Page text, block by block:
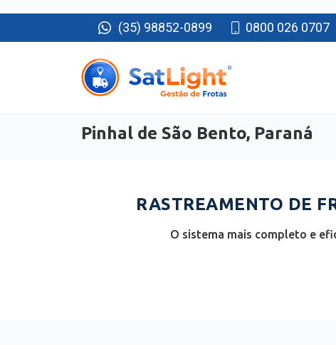
(35) 98852-0899 0800 026 0707
Pinhal de São Bento, Paraná
RASTREAMENTO DE
O sistema mais completo e